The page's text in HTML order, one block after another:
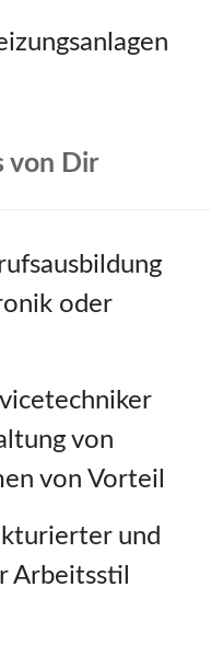
von Dir
oder
von
von Vorteil
und
Arbeitsstil